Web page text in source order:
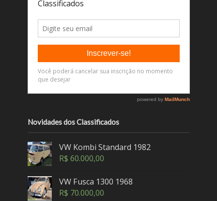
Novidades dos Classificados
VW Kombi Standard 1982
R$ 60.000,00
VW Fusca 1300 1968
R$ 70.000,00